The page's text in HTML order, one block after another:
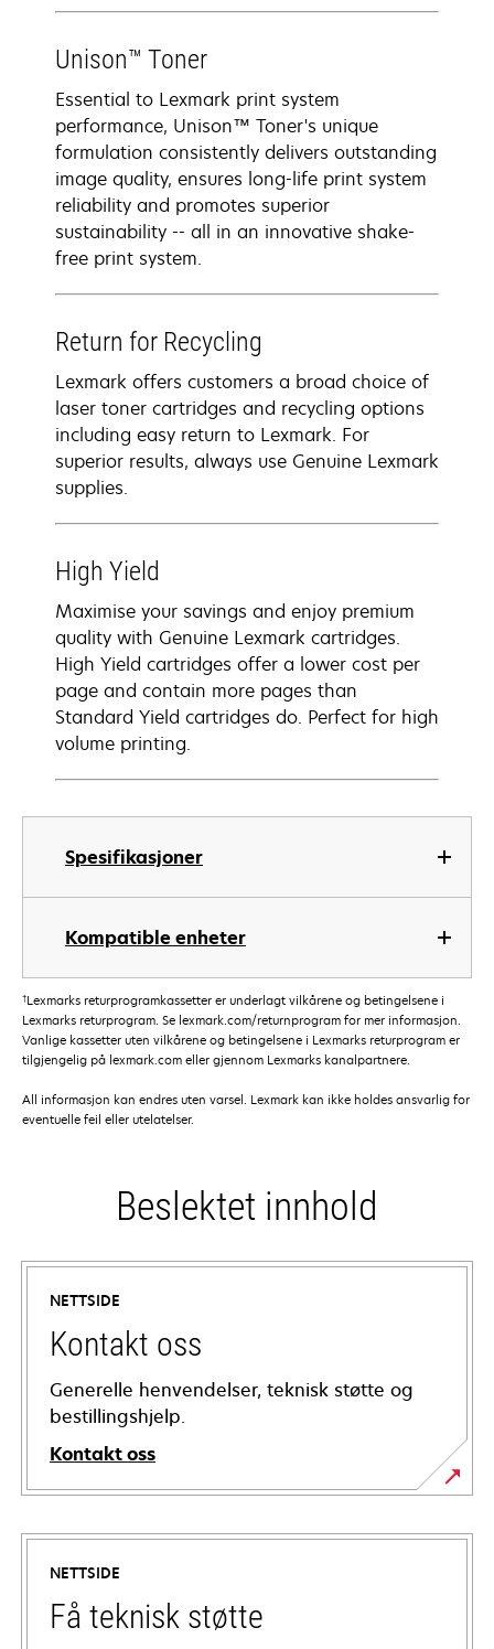
Spesifikasjoner
Kompatible enheter
Unison™ Toner
Essential to Lexmark print system
performance, Unison™ Toner's unique
formulation consistently delivers outstanding
image quality, ensures long-life print system
reliability and promotes superior
sustainability -- all in an innovative shake-
free print system.
Return for Recycling
Lexmark offers customers a broad choice of
laser toner cartridges and recycling options
including easy return to Lexmark. For
superior results, always use Genuine Lexmark
supplies.
High Yield
Maximise your savings and enjoy premium
quality with Genuine Lexmark cartridges.
High Yield cartridges offer a lower cost per
page and contain more pages than
Standard Yield cartridges do. Perfect for high
volume printing.
†Lexmarks returprogramkassetter er underlagt vilkårene og betingelsene i
Lexmarks returprogram. Se lexmark.com/returnprogram for mer informasjon.
Vanlige kassetter uten vilkårene og betingelsene i Lexmarks returprogram er
tilgjengelig på lexmark.com eller gjennom Lexmarks kanalpartnere.
All informasjon kan endres uten varsel. Lexmark kan ikke holdes ansvarlig for
eventuelle feil eller utelatelser.
Beslektet innhold
NETTSIDE
Kontakt oss
Generelle henvendelser, teknisk støtte og
bestillingshjelp.
Kontakt oss
NETTSIDE
Få teknisk støtte